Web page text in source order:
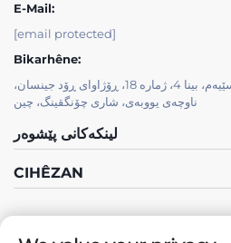
E-Mail:
[email protected]
Bikarhêne:
ئۆتاق 2، 3، 4، 5، کەوتووی سێیەم، بینا 4، ژمارە 18، ڕۆژاوای ڕۆد جینسان،
ناوچەی یووبەی، شاری چۆنگقینگ، چین
لینکەکانی پێشوەر
CIHÊZAN